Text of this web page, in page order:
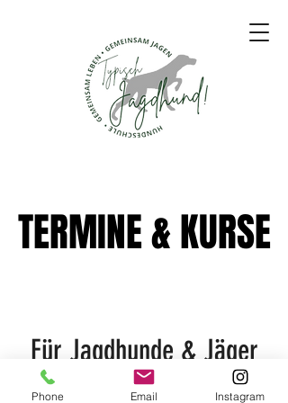
TERMINE & KURSE
TERMINE & KURSE
Für Jagdhunde & Jäger
Phone Email Instagram